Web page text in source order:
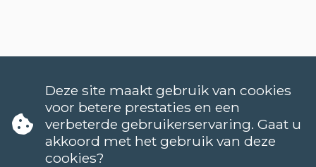
Deze site maakt gebruik van cookies
voor betere prestaties en een
verbeterde gebruikerservaring. Gaat u
akkoord met het gebruik van deze
cookies?